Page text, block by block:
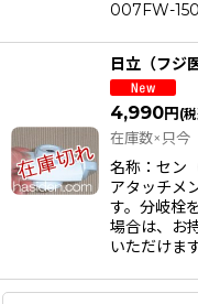
007FW-
日立（フジ
4,990円 (
在庫数×只
名称：セン
アタッチメ
す。分岐栓
場合は、お
いただけま